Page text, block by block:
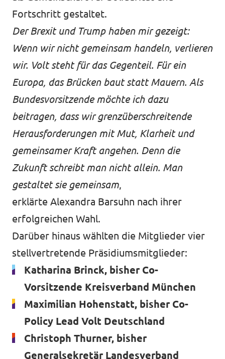
Fortschritt gestaltet.
Der Brexit und Trump haben mir gezeigt:
Wenn wir nicht gemeinsam handeln, verlieren
wir. Volt steht für das Gegenteil. Für ein
Europa, das Brücken baut statt Mauern. Als
Bundesvorsitzende möchte ich dazu
beitragen, dass wir grenzüberschreitende
Herausforderungen mit Mut, Klarheit und
gemeinsamer Kraft angehen. Denn die
Zukunft schreibt man nicht allein. Man
gestaltet sie gemeinsam,
erklärte Alexandra Barsuhn nach ihrer
erfolgreichen Wahl.
Darüber hinaus wählten die Mitglieder vier
stellvertretende Präsidiumsmitglieder:
Katharina Brinck, bisher Co-
Vorsitzende Kreisverband München
Maximilian Hohenstatt, bisher Co-
Policy Lead Volt Deutschland
Christoph Thurner, bisher
Generalsekretär Landesverband